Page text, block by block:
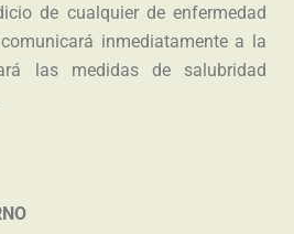
de cualquier de enfermedad
inmediatamente a la
las medidas de salubridad